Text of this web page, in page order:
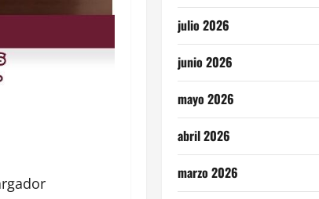
julio 2026
junio 2026
mayo 2026
abril 2026
marzo 2026